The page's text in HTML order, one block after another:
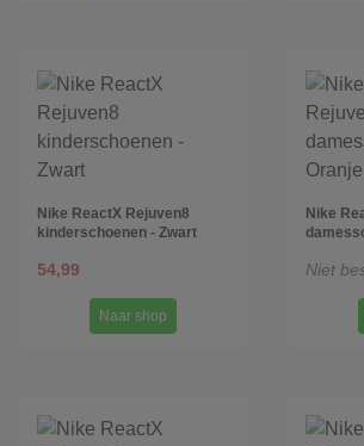
Nike ReactX Rejuven8
kinderschoenen - Zwart
54,99
Naar shop
Nike
Niet